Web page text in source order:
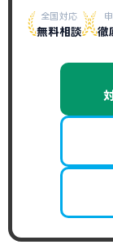
全国対応
無料相談 徹